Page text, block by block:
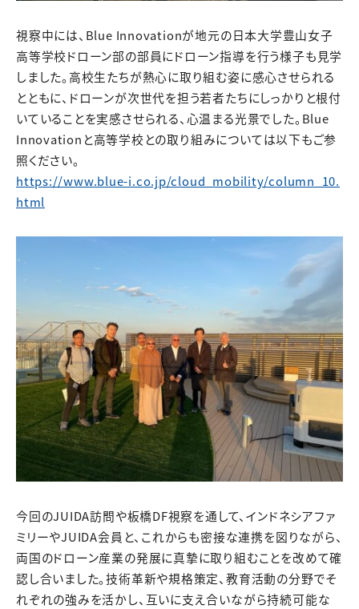
視察中には、Blue Innovationが地元の日本大学豊山女子
高等学校ドローン部の部員にドローン指導を行う様子も見学
しました。高校生たちが熱心に取り組む姿に感心させられる
とともに、ドローンが次世代を担う若者たちにしっかりと根付
いていることを実感させられる、心温まる光景でした。Blue
Innovationと高等学校との取り組みについては以下もご参
照ください。
https://www.blue-i.co.jp/cloud_mobility/column_10.
html
今回のJUIDA訪問や板橋DF視察を通して、インドネシアファ
ミリーやJUIDA会員と、これからも密接な連携を図りながら、
両国のドローン産業の発展に真摯に取り組むことを改めて確
認し合いました。技術革新や規格策定、教育活動の分野でそ
れぞれの強みを活かし、互いに支え合いながら持続可能な